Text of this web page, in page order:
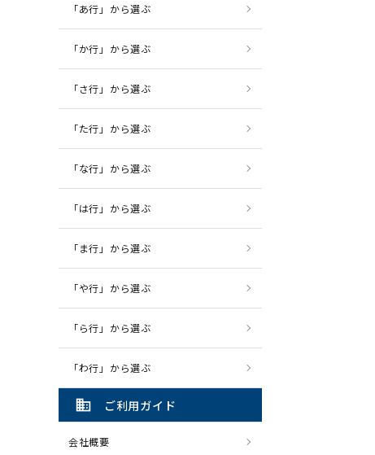
「あ行」から選ぶ
「か行」から選ぶ
「さ行」から選ぶ
「た行」から選ぶ
「な行」から選ぶ
「は行」から選ぶ
「ま行」から選ぶ
「や行」から選ぶ
「ら行」から選ぶ
「わ行」から選ぶ
domain ご利用ガイド
会社概要